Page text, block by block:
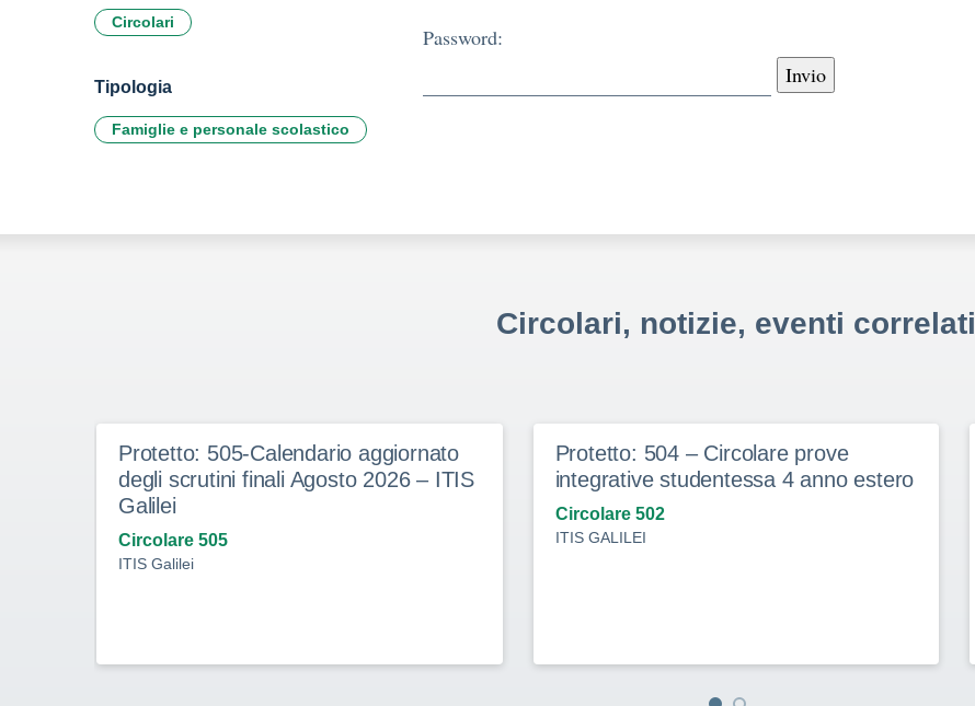
Password:
Circolari
Tipologia
Famiglie e personale scolastico
Circolari, notizie, eventi correlati
Protetto: 505-Calendario aggiornato
degli scrutini finali Agosto 2026 – ITIS
Galilei
Circolare 505
ITIS Galilei
Protetto: 504 – Circolare prove
integrative studentessa 4 anno estero
Circolare 502
ITIS GALILEI